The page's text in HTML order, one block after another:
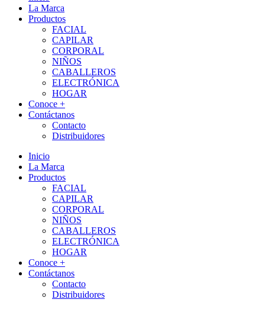
La Marca
Productos
FACIAL
CAPILAR
CORPORAL
NIÑOS
CABALLEROS
ELECTRÓNICA
HOGAR
Conoce +
Contáctanos
Contacto
Distribuidores
Inicio
La Marca
Productos
FACIAL
CAPILAR
CORPORAL
NIÑOS
CABALLEROS
ELECTRÓNICA
HOGAR
Conoce +
Contáctanos
Contacto
Distribuidores